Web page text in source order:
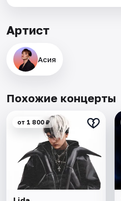
Артист
Асия
Похожие концерты
от 1 800 ₽